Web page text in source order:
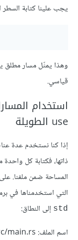
يجب علينا كتابة السطر
وهذا يمثّل مسار مطلق
قياسي.
استخدام
use الطويلة
إذا كنا نستخدم عدة
ذاتها، فكتابة كل
المساحة ضمن ملفنا.
التي استخدمناها في
std إلى النطاق:
اسم الملف: src/main.rs